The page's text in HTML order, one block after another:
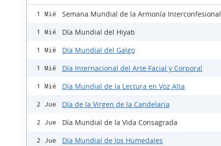
1 Mié Semana Mundial de la Armonía Interconfesional
1 Mié Día Mundial del Hiyab
1 Mié Día Mundial del Galgo
1 Mié Día Internacional del Arte Facial y Corporal
1 Mié Día Mundial de la Lectura en Voz Alta
2 Jue Día de la Virgen de la Candelaria
2 Jue Día Mundial de la Vida Consagrada
2 Jue Día Mundial de los Humedales